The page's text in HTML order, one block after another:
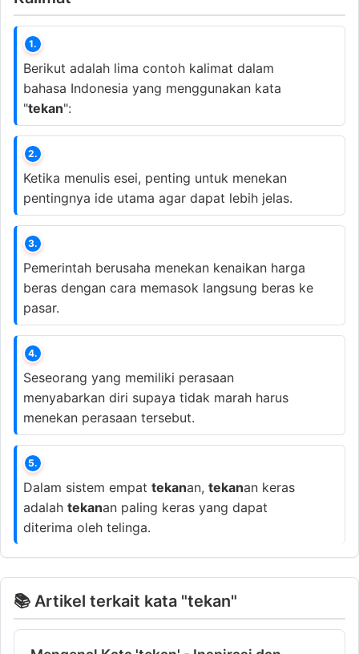
1.
Berikut adalah lima contoh kalimat dalam
bahasa Indonesia yang menggunakan kata
"tekan":
2.
Ketika menulis esei, penting untuk menekan
pentingnya ide utama agar dapat lebih jelas.
3.
Pemerintah berusaha menekan kenaikan harga
beras dengan cara memasok langsung beras ke
pasar.
4.
Seseorang yang memiliki perasaan
menyabarkan diri supaya tidak marah harus
menekan perasaan tersebut.
5.
Dalam sistem empat tekanan, tekanan keras
adalah tekanan paling keras yang dapat
diterima oleh telinga.
📚 Artikel terkait kata "tekan"